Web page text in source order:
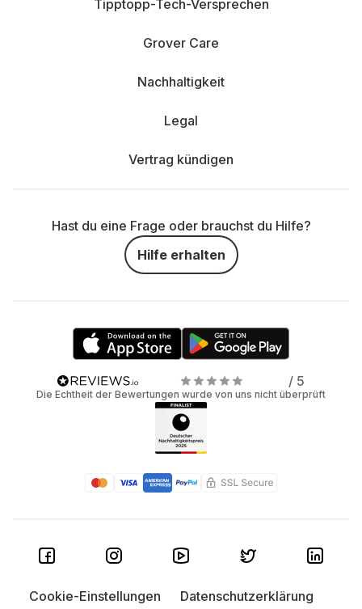
Tipptopp-Tech-Versprechen
Grover Care
Nachhaltigkeit
Legal
Vertrag kündigen
Hast du eine Frage oder brauchst du Hilfe?
Hilfe erhalten
/ 5
Die Echtheit der Bewertungen wurde von uns nicht überprüft
Cookie-Einstellungen
Datenschutzerklärung